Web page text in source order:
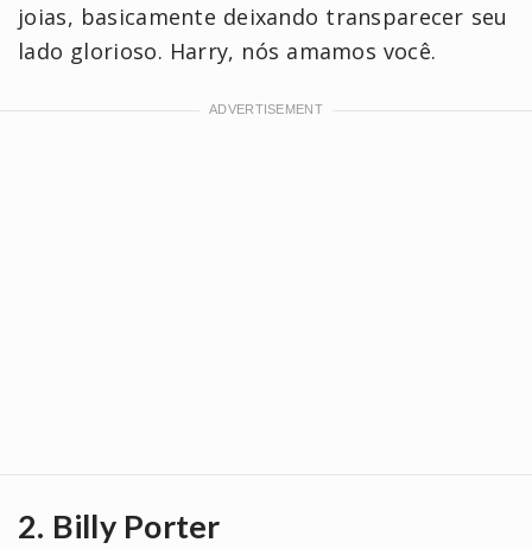
joias, basicamente deixando transparecer seu
lado glorioso. Harry, nós amamos você.
2. Billy Porter